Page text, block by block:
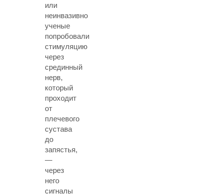
или
неинвазивно
ученые
попробовали
стимуляцию
через
срединный
нерв,
который
проходит
от
плечевого
сустава
до
запястья,
—
через
него
сигналы